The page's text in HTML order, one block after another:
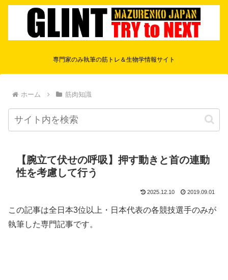
専門家のみ執筆の筋トレ＆生物学情報サイト
ホーム 筋肉知識
【腕立て伏せの呼吸】押す動きと首の連動
性を考慮して行う
2025.12.10 2019.09.01
この記事は全日本3位以上・日本代表の各競技選手のみが
執筆した専門記事です。